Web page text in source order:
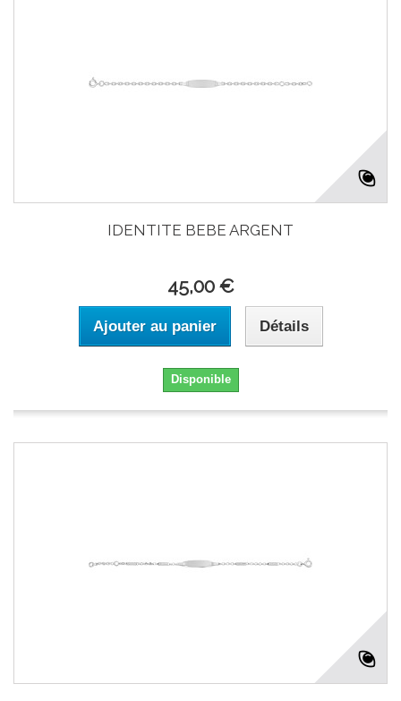
IDENTITE BEBE ARGENT
45,00 €
Ajouter au panier Détails
Disponible